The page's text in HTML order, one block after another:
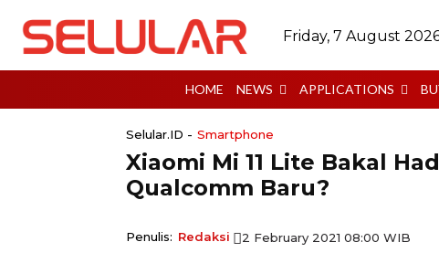
Friday, 7 August
HOME NEWS APPLICATIONS
Selular.ID - Smartphone
Xiaomi Mi 11 Lite Bakal
Qualcomm Baru?
Penulis: Redaksi 2 February 2021 08:00 WIB